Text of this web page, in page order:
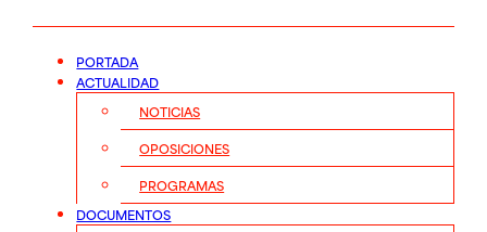
PORTADA
ACTUALIDAD
NOTICIAS
OPOSICIONES
PROGRAMAS
DOCUMENTOS